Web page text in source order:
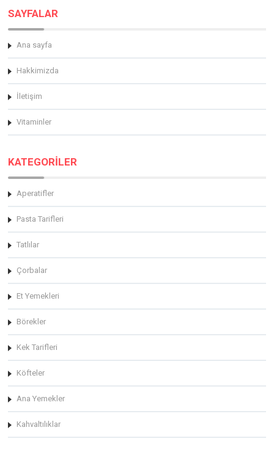
SAYFALAR
Ana sayfa
Hakkimizda
İletişim
Vitaminler
KATEGORİLER
Aperatifler
Pasta Tarifleri
Tatlılar
Çorbalar
Et Yemekleri
Börekler
Kek Tarifleri
Köfteler
Ana Yemekler
Kahvaltılıklar